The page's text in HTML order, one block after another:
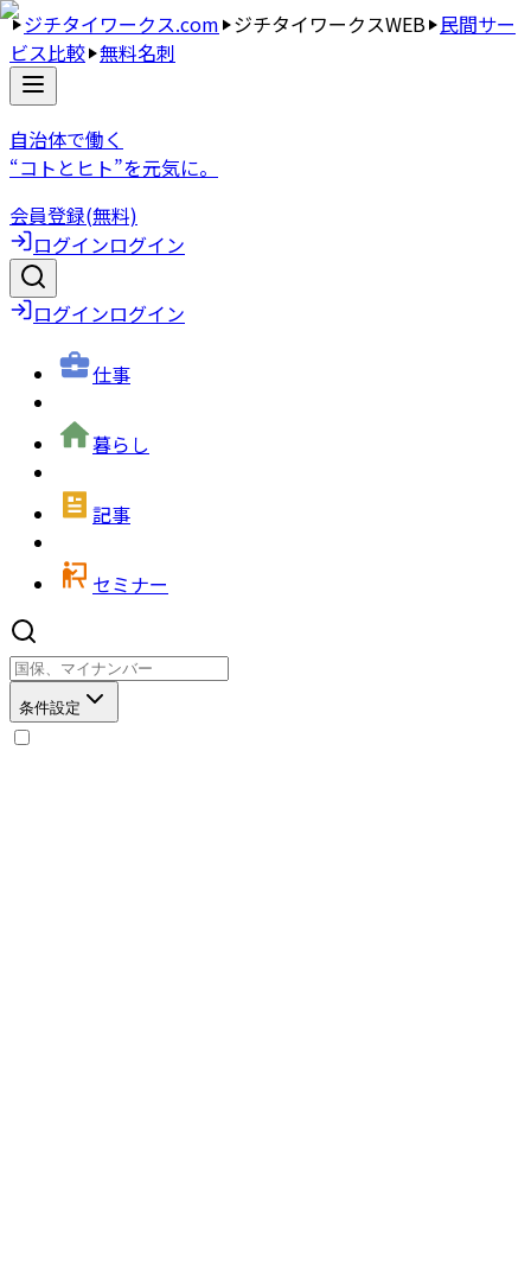
ジチタイワークス.com ジチタイワークスWEB 民間サー
ビス比較 無料名刺
自治体で働く
“コトとヒト”を元気に。
会員登録(無料)
ログインログイン
ログインログイン
仕事
暮らし
記事
セミナー
条件設定